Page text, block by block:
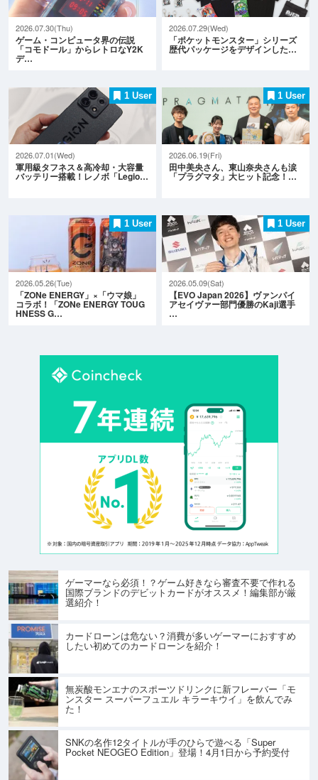
2026.07.30(Thu)
ゲーム・コンピュータ界の伝説
「コモドール」からレトロなY2K
デ…
2026.07.29(Wed)
「ポケットモンスター」シリーズ
歴代パッケージをデザインした…
1 User
2026.07.01(Wed)
軍用級タフネス＆高冷却・大容量
バッテリー搭載！レノボ「Legio…
1 User
2026.06.19(Fri)
田中美央さん、東山奈央さんも涙
「プラグマタ」大ヒット記念！…
1 User
2026.05.26(Tue)
「ZONe ENERGY」×「ウマ娘」
コラボ！「ZONe ENERGY TOUG
HNESS G…
1 User
2026.05.09(Sat)
【EVO Japan 2026】ヴァンパイ
アセイヴァー部門優勝のKaji選手
…
ゲーマーなら必須！？ゲーム好きなら審査不要で作れる
国際ブランドのデビットカードがオススメ！編集部が厳
選紹介！
カードローンは危ない？消費が多いゲーマーにおすすめ
したい初めてのカードローンを紹介！
無炭酸モンエナのスポーツドリンクに新フレーバー「モ
ンスター スーパーフュエル キラーキウイ」を飲んでみ
た！
SNKの名作12タイトルが手のひらで遊べる「Super
Pocket NEOGEO Edition」登場！4月1日から予約受付